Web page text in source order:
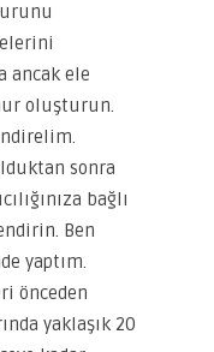
ancak ele
oluşturun.
sonra
bağlı
Ben
yaptım.
önceden
yaklaşık 20